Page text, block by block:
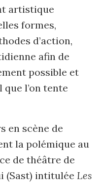
artistique
formes,
d’action,
afin de
possible et
l’on tente
en scène de
la polémique au
de théâtre de
(Sast) intitulée Les